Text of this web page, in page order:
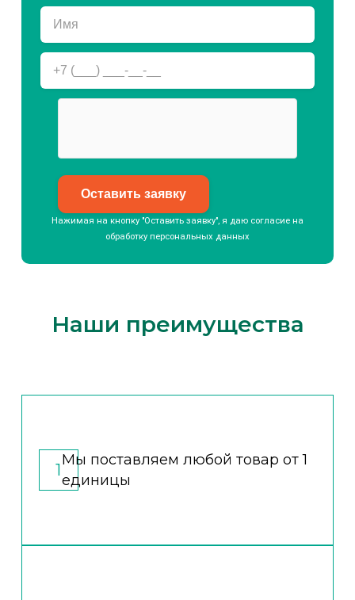
Нажимая на кнопку "Оставить заявку", я даю согласие на
обработку персональных данных
Наши преимущества
1
Мы поставляем любой товар от 1
единицы